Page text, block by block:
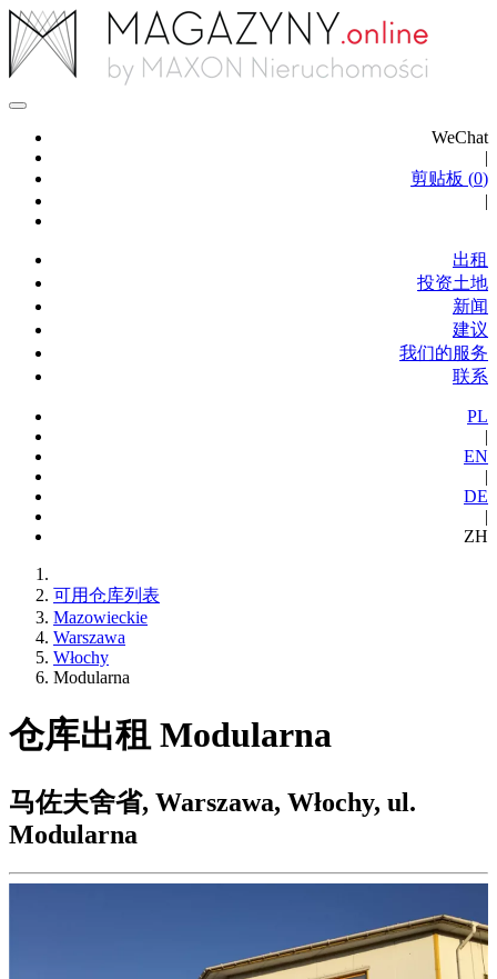
WeChat
|
剪贴板 (0)
|
出租
投资土地
新闻
建议
我们的服务
联系
PL
|
EN
|
DE
|
ZH
可用仓库列表
Mazowieckie
Warszawa
Włochy
Modularna
仓库出租 Modularna
马佐夫舍省, Warszawa, Włochy, ul.
Modularna